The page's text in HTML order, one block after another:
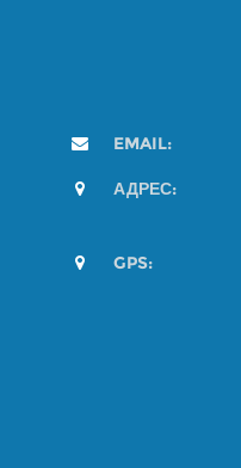
EMAIL:
АДРЕС:
GPS: